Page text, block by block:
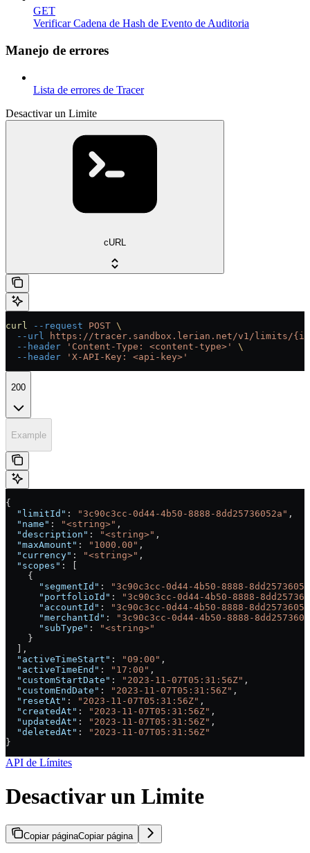
GET
Verificar Cadena de Hash de Evento de Auditoria
Manejo de errores
Lista de errores de Tracer
Desactivar un Limite
cURL
curl --request POST \
  --url
https://tracer.sandbox.lerian.net/v1/limits/
  --header
'Content-Type: <content-type>'
\
  --header
'X-API-Key: <api-key>'
200
Example
{
  "limitId"
: "3c90c3cc-0d44-4b50-8888-8dd25736052a" ,
  "name"
: "<string>" ,
  "description"
: "<string>" ,
  "maxAmount"
: "1000.00" ,
  "currency"
: "<string>" ,
  "scopes"
: [
    {
      "segmentId"
:
"3c90c3cc-0d44-4b50-8888-
      "portfolioId"
:
"3c90c3cc-0d44-4b50-8888-
      "accountId"
:
"3c90c3cc-0d44-4b50-8888-
      "merchantId"
:
"3c90c3cc-0d44-4b50-8888-
      "subType"
:
"<string>"
    }
  ],
  "activeTimeStart"
: "09:00" ,
  "activeTimeEnd"
: "17:00" ,
  "customStartDate"
: "2023-11-07T05:31:56Z" ,
  "customEndDate"
: "2023-11-07T05:31:56Z" ,
  "resetAt"
: "2023-11-07T05:31:56Z" ,
  "createdAt"
: "2023-11-07T05:31:56Z" ,
  "updatedAt"
: "2023-11-07T05:31:56Z" ,
  "deletedAt"
:
"2023-11-07T05:31:56Z"
}
API de Límites
Desactivar un Limite
Copiar páginaCopiar página